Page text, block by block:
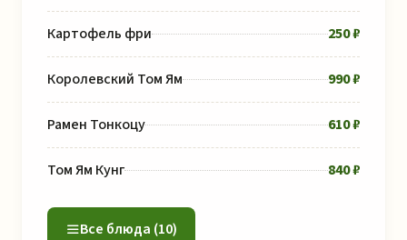
Картофель фри 250 ₽
Королевский Том Ям 990 ₽
Рамен Тонкоцу 610 ₽
Том Ям Кунг 840 ₽
Все блюда (10)